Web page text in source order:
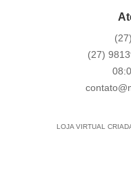
(27)
(27)
LOJA VIRTUAL